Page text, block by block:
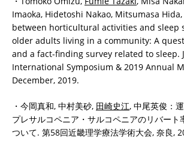
Imaoka, Hidetoshi Nakao, Mitsumasa
between horticultural activities and sleep
older adults living in a community: A
and a fact-finding survey related to sleep.
International Symposium & 2019 Annual
December, 2019.
・今岡真和, 中村美砂, 田崎史江, 中尾英俊：
プレサルコペニア・サルコペニアのリバート
ついて. 第58回近畿理学療法学術大会, 奈良,